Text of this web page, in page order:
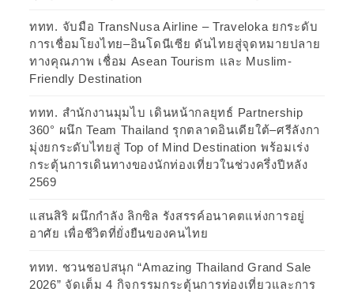
ททท. จับมือ TransNusa Airline – Traveloka ยกระดับ
การเชื่อมโยงไทย–อินโดนีเซีย ดันไทยสู่จุดหมายปลาย
ทางคุณภาพ เชื่อม Asean Tourism และ Muslim-
Friendly Destination
ททท. สำนักงานมุมไบ เดินหน้ากลยุทธ์ Partnership
360° ผนึก Team Thailand รุกตลาดอินเดียใต้–ศรีลังกา
มุ่งยกระดับไทยสู่ Top of Mind Destination พร้อมเร่ง
กระตุ้นการเดินทางของนักท่องเที่ยวในช่วงครึ่งปีหลัง
2569
แสนสิริ ผนึกกำลัง ลิกซิล รังสรรค์อนาคตแห่งการอยู่
อาศัย เพื่อชีวิตที่ยั่งยืนของคนไทย
ททท. ชวนชอปสนุก “Amazing Thailand Grand Sale
2026” จัดเต็ม 4 กิจกรรมกระตุ้นการท่องเที่ยวและการ